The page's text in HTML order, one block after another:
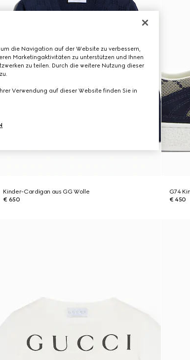
Kinder-Cardigan aus GG Wolle
€ 650
G74
€ 450
die Navigation auf der Website zu verbessern,
Marketingaktivitäten zu unterstützen und Ihnen
zu teilen. Durch die weitere Nutzung dieser
Verwendung auf dieser Website finden Sie in